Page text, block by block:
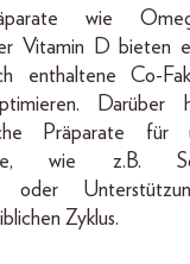
wie
Vitamin D bieten
enthaltene Co-
Darüber
Präparate für
wie z.B.
oder
Zyklus.